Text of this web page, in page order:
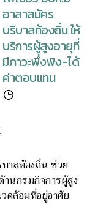
อาสาสมัคร
บริบาลท้องถิ่น ให้
บริการผู้สูงอายุที่
มีภาวะพึ่งพิง-ได้
ค่าตอบแทน
าลท้องถิ่น ช่วย
นกรมกิจการผู้สูง
ดล้อมที่อยู่อาศัย